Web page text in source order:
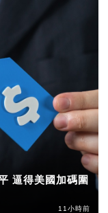
逼得美國加碼圍
11小時前